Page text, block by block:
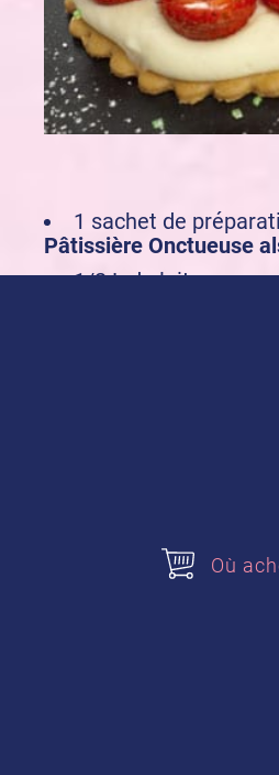
1 sachet de
Pâtissière Onctueuse
1/2 L de lait
Crème pâtissière au
Où